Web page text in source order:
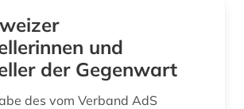
rätoromanisch (4)
und
der Gegenwart
des vom Verband AdS